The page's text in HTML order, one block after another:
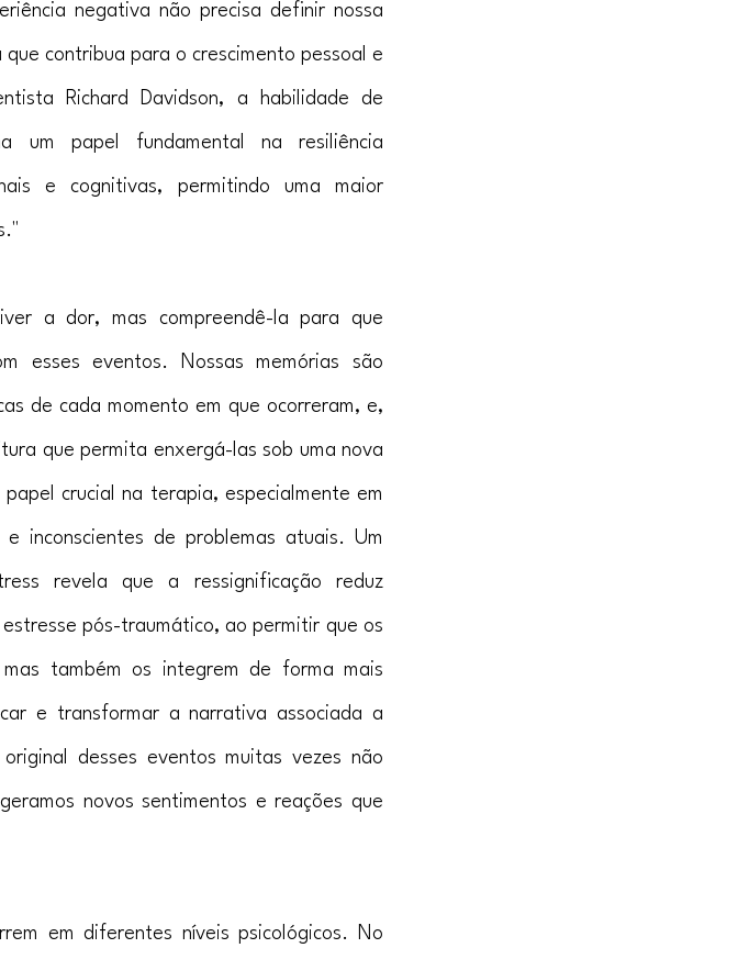
negativa não precisa definir nossa
contribua para o crescimento pessoal e
Richard Davidson, a habilidade de
um papel fundamental na resiliência
e cognitivas, permitindo uma maior
a dor, mas compreendê-la para que
esses eventos. Nossas memórias são
de cada momento em que ocorreram, e,
que permita enxergá-las sob uma nova
crucial na terapia, especialmente em
inconscientes de problemas atuais. Um
revela que a ressignificação reduz
pós-traumático, ao permitir que os
também os integrem de forma mais
e transformar a narrativa associada a
desses eventos muitas vezes não
novos sentimentos e reações que
em diferentes níveis psicológicos. No